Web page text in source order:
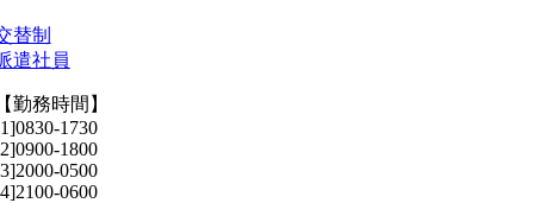
替制
遣社員
勤務時間】
1730
1800
0500
0600